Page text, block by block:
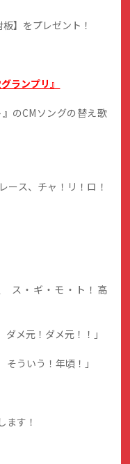
】をプレゼント！
ランプリ』
のCMソングの替え歌
ース、チャ！リ！ロ！
ス・ギ・モ・ト！高
メ元！ダメ元！！」
ういう！年頃！」
ます！